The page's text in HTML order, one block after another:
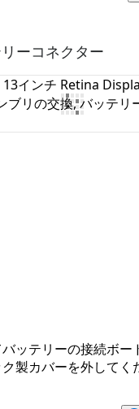
コメントを追加
加
ーコネクター
ッテリーの接続ボー
製カバーを外してく